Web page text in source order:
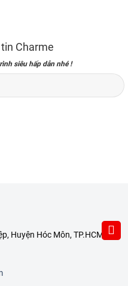
Charme
siêu hấp dẫn nhé !
Huyện Hóc Môn, TP.HCM